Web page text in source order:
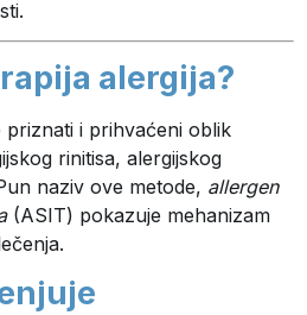
alergija?
priznati i prihvaćeni oblik
rinitisa, alergijskog
naziv ove metode, allergen
(ASIT) pokazuje mehanizam